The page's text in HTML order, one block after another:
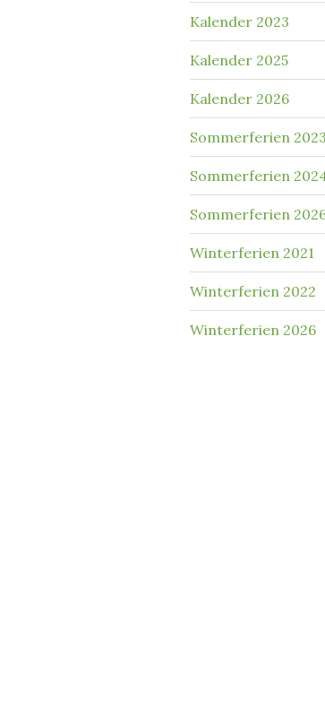
Kalender 2023
Kalender 2025
Kalender 2026
Sommerferien 2023
Sommerferien
Sommerferien
Winterferien 2021
Winterferien 2022
Winterferien 2026